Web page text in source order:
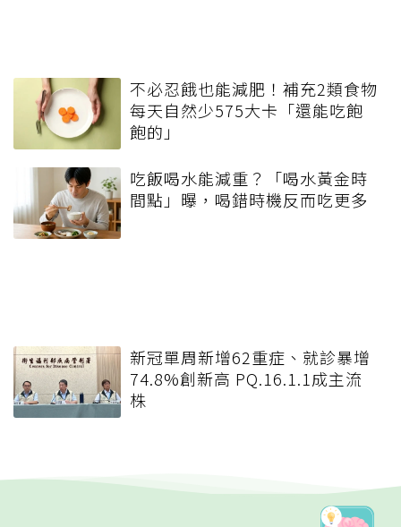
不必忍餓也能減肥！補充2類食物
每天自然少575大卡「還能吃飽
飽的」
吃飯喝水能減重？「喝水黃金時
間點」曝，喝錯時機反而吃更多
新冠單周新增62重症、就診暴增
74.8%創新高 PQ.16.1.1成主流
株